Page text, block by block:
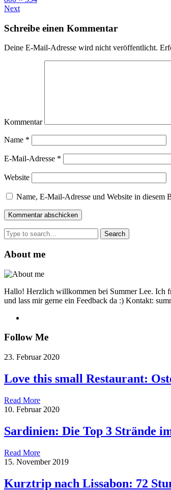
size
Next
Schreibe einen Kommentar
Deine E-Mail-Adresse wird nicht veröffentlicht.
Kommentar
Name *
E-Mail-Adresse *
Website
Name, E-Mail-Adresse und Website in diesem
Search
for:
About me
Hallo! Herzlich willkommen bei Summer Lee. Ich
und lass mir gerne ein Feedback da :) Kontakt:
Follow Me
23. Februar 2020
Love this small Restaurant:
Read More
10. Februar 2020
Sardinien: Die Top 3 Strände
Read More
15. November 2019
Kurztrip nach Lissabon: 72